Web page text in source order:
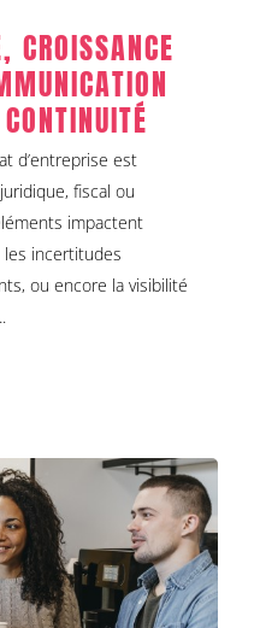
CROISSANCE
d’entreprise est
fiscal ou
impactent
incertitudes
ou encore la visibilité
du vivre
en entreprise